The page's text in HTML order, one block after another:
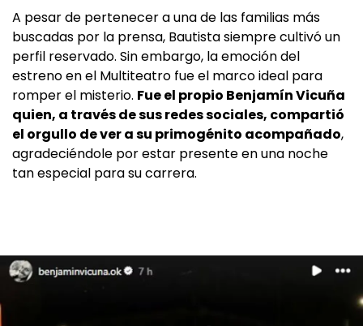
A pesar de pertenecer a una de las familias más
buscadas por la prensa, Bautista siempre cultivó un
perfil reservado. Sin embargo, la emoción del
estreno en el Multiteatro fue el marco ideal para
romper el misterio. Fue el propio Benjamín Vicuña
quien, a través de sus redes sociales, compartió
el orgullo de ver a su primogénito acompañado,
agradeciéndole por estar presente en una noche
tan especial para su carrera.